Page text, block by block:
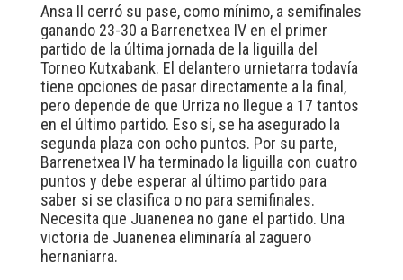
Ansa II cerró su pase, como mínimo, a semifinales
ganando 23-30 a Barrenetxea IV en el primer
partido de la última jornada de la liguilla del
Torneo Kutxabank. El delantero urnietarra todavía
tiene opciones de pasar directamente a la final,
pero depende de que Urriza no llegue a 17 tantos
en el último partido. Eso sí, se ha asegurado la
segunda plaza con ocho puntos. Por su parte,
Barrenetxea IV ha terminado la liguilla con cuatro
puntos y debe esperar al último partido para
saber si se clasifica o no para semifinales.
Necesita que Juanenea no gane el partido. Una
victoria de Juanenea eliminaría al zaguero
hernaniarra.